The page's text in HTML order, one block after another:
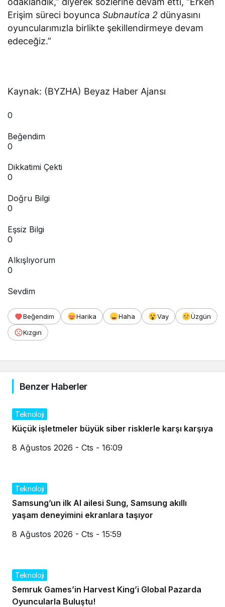
Erişim süreci boyuncaSubnautica 2 dünyasını
oyuncularımızla birlikte şekillendirmeye devam
edeceğiz.”
Kaynak: (BYZHA) Beyaz Haber Ajansı
0
Beğendim
0
Dikkatimi Çekti
0
Doğru Bilgi
0
Eşsiz Bilgi
0
Alkışlıyorum
0
Sevdim
Beğendim Harika Haha Vay
Üzgün
Kızgın
Benzer Haberler
Teknoloji
Küçük işletmeler büyük siber risklerle karşı karşıya
8 Ağustos 2026 - Cts - 16:09
Teknoloji
Samsung’un ilk AI ailesi Sung, Samsung akıllı
yaşam deneyimini ekranlara taşıyor
8 Ağustos 2026 - Cts - 15:59
Teknoloji
Semruk Games’in Harvest King’i Global Pazarda
Oyuncularla Buluştu!